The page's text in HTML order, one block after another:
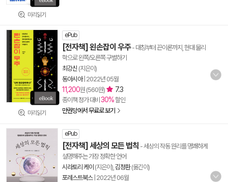
미리읽기
미리읽기
ePub
[전자책] 왼손잡이 우주- 대칭부터 끈이론까지, 현대 물리
학으로 왼쪽/오른쪽 구별하기
최강신 (지은이)
동아시아| 2022년 05월
11,200원 (560원) 7.3
종이책 정가 대비 30%할인
만권당에서 무료로 보기
ePub
[전자책] 세상의 모든 법칙 - 세상의 작동 원리를 명쾌하게
설명해주는 가장 정확한 언어
시라토리 케이 (지은이), 김정환(옮긴이)
포레스트북스| 2022년 06월